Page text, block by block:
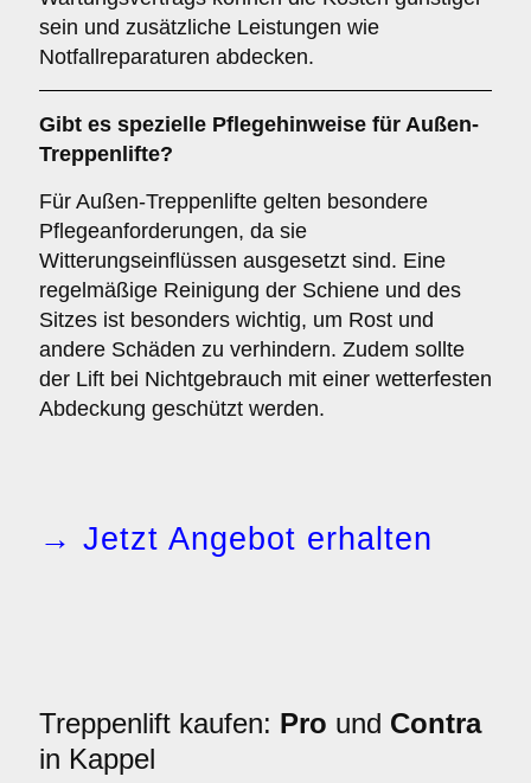
sein und zusätzliche Leistungen wie
Notfallreparaturen abdecken.
Gibt es spezielle Pflegehinweise für Außen-
Treppenlifte?
Für Außen-Treppenlifte gelten besondere
Pflegeanforderungen, da sie
Witterungseinflüssen ausgesetzt sind. Eine
regelmäßige Reinigung der Schiene und des
Sitzes ist besonders wichtig, um Rost und
andere Schäden zu verhindern. Zudem sollte
der Lift bei Nichtgebrauch mit einer wetterfesten
Abdeckung geschützt werden.
→ Jetzt Angebot erhalten
Treppenlift kaufen: Pro und Contra
in Kappel